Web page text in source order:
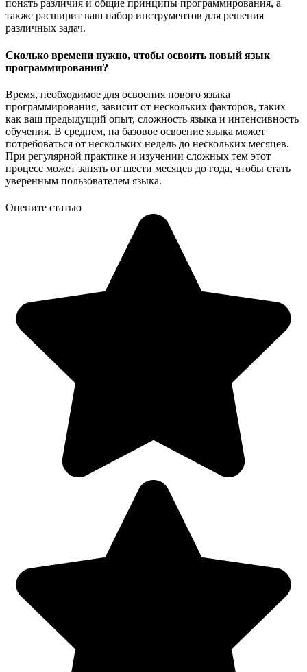
понять различия и общие принципы программирования, а
также расширит ваш набор инструментов для решения
различных задач.
Сколько времени нужно, чтобы освоить новый язык
программирования?
Время, необходимое для освоения нового языка
программирования, зависит от нескольких факторов, таких
как ваш предыдущий опыт, сложность языка и интенсивность
обучения. В среднем, на базовое освоение языка может
потребоваться от нескольких недель до нескольких месяцев.
При регулярной практике и изучении сложных тем этот
процесс может занять от шести месяцев до года, чтобы стать
уверенным пользователем языка.
Оцените статью